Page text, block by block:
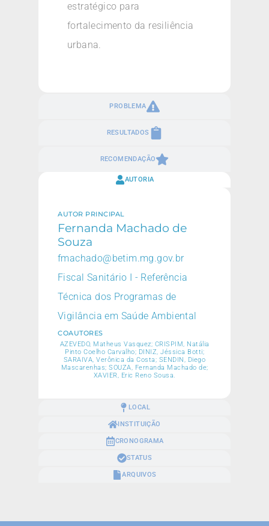
PROBLEMA
RESULTADOS
RECOMENDAÇÃO
estratégico para
fortalecimento da resiliência
urbana.
AUTORIA
LOCAL
INSTITUIÇÃO
CRONOGRAMA
STATUS
ARQUIVOS
AUTOR PRINCIPAL
Fernanda Machado de
Souza
fmachado@betim.mg.gov.br
Fiscal Sanitário I - Referência
Técnica dos Programas de
Vigilância em Saúde Ambiental
COAUTORES
AZEVEDO, Matheus Vasquez; CRISPIM, Natália
Pinto Coelho Carvalho; DINIZ, Jéssica Botti;
SARAIVA, Verônica da Costa; SENDIN, Diego
Mascarenhas; SOUZA, Fernanda Machado de;
XAVIER, Eric Reno Sousa.